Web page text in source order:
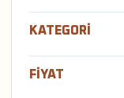
KATEGORI
FIYAT